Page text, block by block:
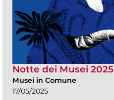
Notte dei Musei 2025
Musei in Comune
17/05/2025